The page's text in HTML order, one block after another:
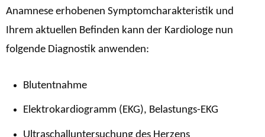
Anamnese erhobenen Symptomcharakteristik und
Ihrem aktuellen Befinden kann der Kardiologe nun
folgende Diagnostik anwenden:
Blutentnahme
Elektrokardiogramm (EKG), Belastungs-EKG